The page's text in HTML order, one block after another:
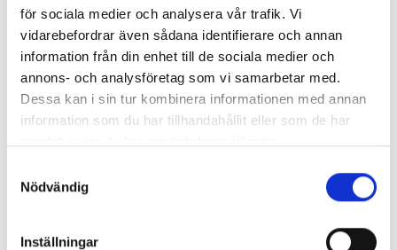
för sociala medier och analysera vår trafik. Vi
vidarebefordrar även sådana identifierare och annan
information från din enhet till de sociala medier och
annons- och analysföretag som vi samarbetar med.
Dessa kan i sin tur kombinera informationen med annan
information som du har tillhandahållit eller som de har
Nödvändig
Inställningar
Enorma skillnader mellan
chefredaktörerna